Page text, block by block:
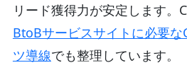
リード獲得力が安定します。
BtoBサービスサイトに必要な
ツ導線でも整理しています。